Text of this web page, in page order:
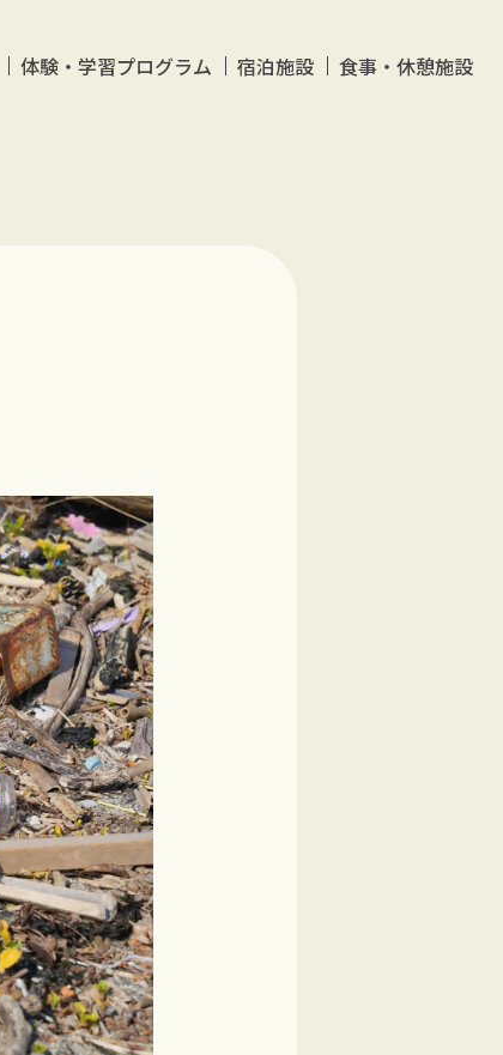
体験・学習プログラム 宿泊施設 食事・休憩施設